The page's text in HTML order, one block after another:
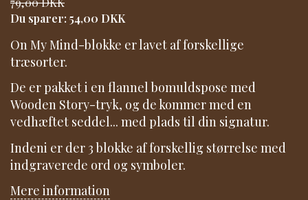
Du sparer: 54,00 DKK
On My Mind-blokke er lavet af forskellige
træsorter.
De er pakket i en flannel bomuldspose med
Wooden Story-tryk, og de kommer med en
vedhæftet seddel... med plads til din signatur.
Indeni er der 3 blokke af forskellig størrelse med
indgraverede ord og symboler.
Mere information